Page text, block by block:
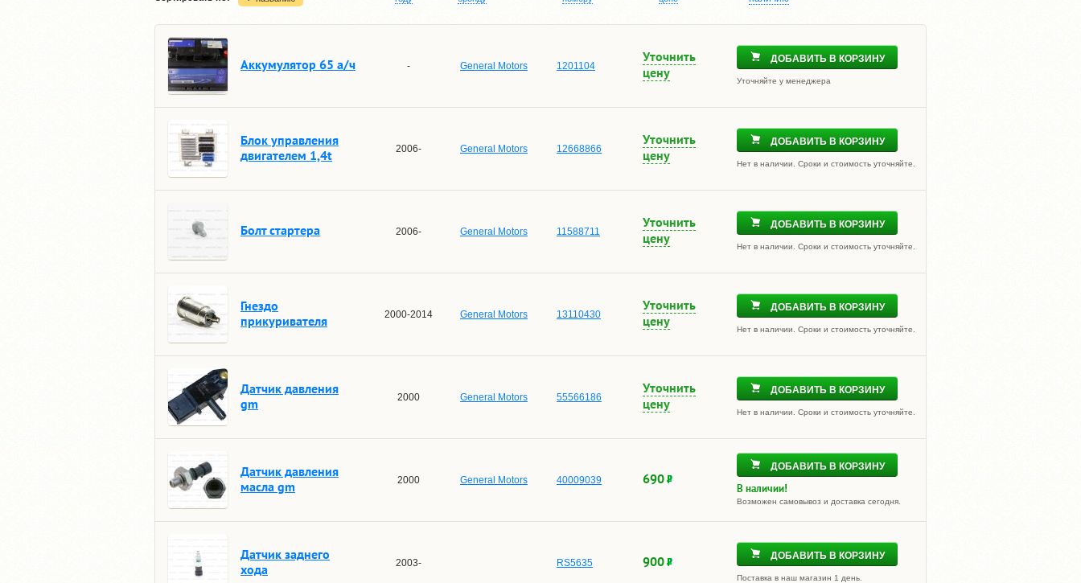
Аккумулятор 65 а/ч - General Motors 1201104
Уточнить
цену
ДОБАВИТЬ В КОРЗИНУ
Уточняйте у менеджера
Блок управления
двигателем 1,4t
2006- General Motors 12668866
Уточнить
цену
ДОБАВИТЬ В КОРЗИНУ
Нет в наличии. Сроки и стоимость уточняйте.
Болт стартера 2006- General Motors 11588711
Уточнить
цену
ДОБАВИТЬ В КОРЗИНУ
Нет в наличии. Сроки и стоимость уточняйте.
Гнездо
прикуривателя
2000-2014 General Motors 13110430
Уточнить
цену
ДОБАВИТЬ В КОРЗИНУ
Нет в наличии. Сроки и стоимость уточняйте.
Датчик давления
gm
2000 General Motors 55566186
Уточнить
цену
ДОБАВИТЬ В КОРЗИНУ
Нет в наличии. Сроки и стоимость уточняйте.
Датчик давления
масла gm
2000 General Motors 40009039 690
ДОБАВИТЬ В КОРЗИНУ
В наличии!
Возможен самовывоз и доставка сегодня.
Датчик заднего
хода
2003- RS5635 900 ДОБАВИТЬ В КОРЗИНУ
Поставка в наш магазин 1 день.